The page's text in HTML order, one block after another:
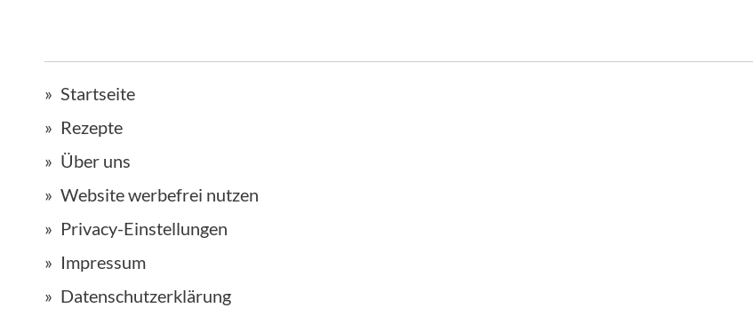
Startseite
Rezepte
Über uns
Website werbefrei nutzen
Privacy-Einstellungen
Impressum
Datenschutzerklärung